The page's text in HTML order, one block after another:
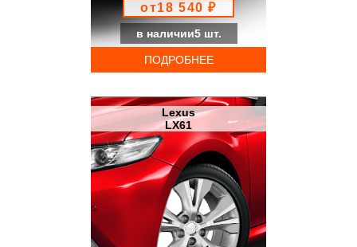
от18 540 ₽
в наличии5 шт.
ПОДРОБНЕЕ
Lexus
LX61